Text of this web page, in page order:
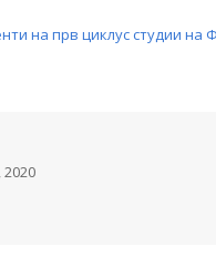
на прв циклус студии на